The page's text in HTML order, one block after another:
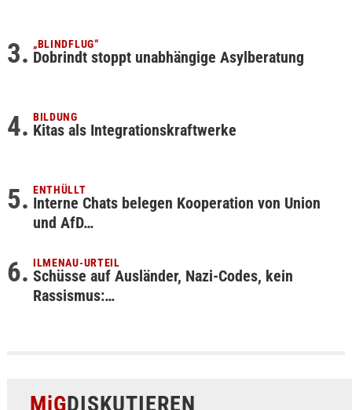
„BLINDFLUG“
Dobrindt stoppt unabhängige Asylberatung
BILDUNG
Kitas als Integrationskraftwerke
ENTHÜLLT
Interne Chats belegen Kooperation von Union
und AfD…
ILMENAU-URTEIL
Schüsse auf Ausländer, Nazi-Codes, kein
Rassismus:…
MiGDISKUTIEREN